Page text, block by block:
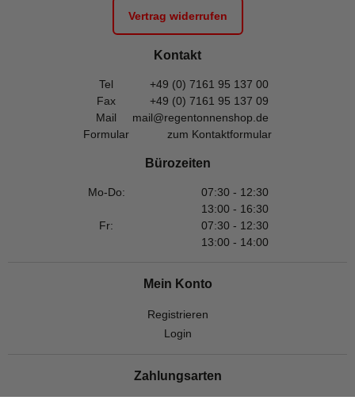
Vertrag widerrufen
Kontakt
Tel
+49 (0) 7161 95 137 00
Fax
+49 (0) 7161 95 137 09
Mail
mail@regentonnenshop.de
Formular
zum Kontaktformular
Bürozeiten
Mo-Do:
07:30 - 12:30
13:00 - 16:30
Fr:
07:30 - 12:30
13:00 - 14:00
Mein Konto
Registrieren
Login
Zahlungsarten